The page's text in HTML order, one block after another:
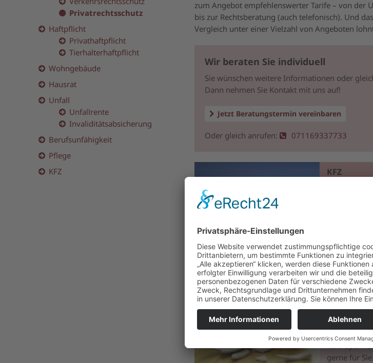
zum Angebot empfehlenswerter Tarife – von der
bis zur Rechtsberatung (auch telefonisch). Und
Vergleich unter einer Vielzahl von Angeboten
Wir beraten Sie individuell
Sie wünschen weitere Informationen oder
Dann nehmen Sie Kontakt mit uns auf!
Jetzt Beratungstermin vereinbaren
Oder gleich anrufen: 071169337733
KFZ
Mehr
Haftpflicht
Die private
Muss, sollte
Tarif
gerne für Sie.
Privatrechtsschutz
Haftpflicht
Privathaftpflicht
Tierhalterhaftpflicht
Wohngebäude
Hausrat
Unfall
Unfallrente
Invaliditätsabsicherung
Berufsunfähigkeit
Pflege
KFZ